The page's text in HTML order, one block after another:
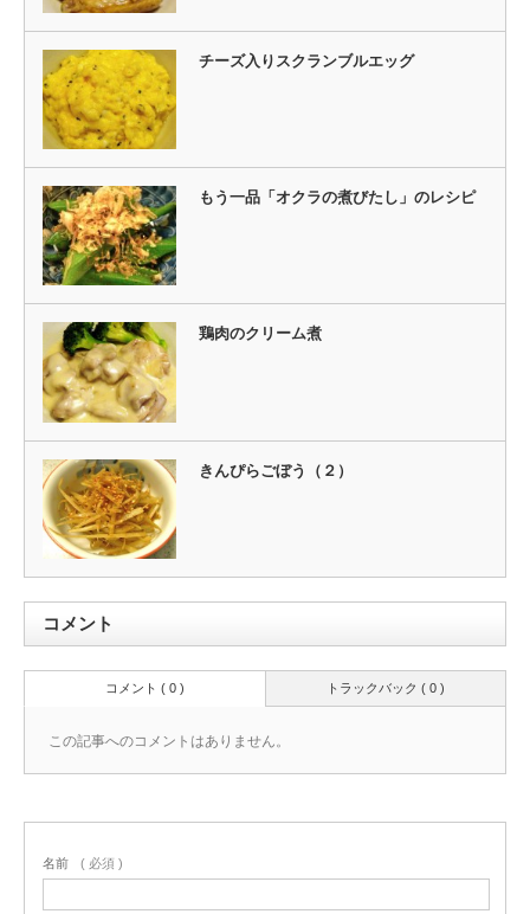
チーズ入りスクランブルエッグ
もう一品「オクラの煮びたし」のレシピ
鶏肉のクリーム煮
きんぴらごぼう（２）
コメント
トラックバック ( 0 )
コメント ( 0 )
この記事へのコメントはありません。
名前 ( 必須 )